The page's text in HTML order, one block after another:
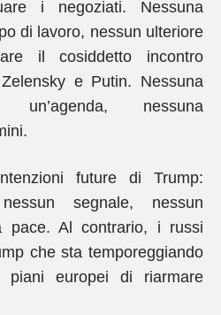
i negoziati. Nessuna
di lavoro, nessun ulteriore
il cosiddetto incontro
e Putin. Nessuna
un’agenda, nessuna
future di Trump:
segnale, nessun
pace. Al contrario, i russi
che sta temporeggiando
piani europei di riarmare